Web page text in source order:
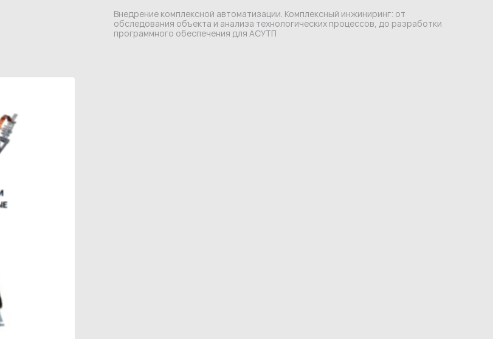
Внедрение комплексной автоматизации. Комплексный инжиниринг: от
обследования объекта и анализа технологических процессов, до разработки
программного обеспечения для АСУТП